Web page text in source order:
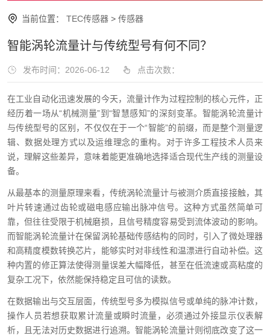
当前位置： TEC传感器 > 传感器
智能涡轮流量计与传统型号有何不同？
发布时间：2026-06-12 点击次数：
在工业自动化迅速发展的今天，流量计作为过程控制的核心元件，正
经历着一场从“机械测量”到“智慧感知”的深刻变革。智能涡轮流量计
与传统型号的区别，不仅仅在于一个“智能”的前缀，而是整个测量逻
辑、数据处理方式以及运维理念的重构。对于许多工程技术人员来
说，理解这些差异，意味着能更准确地选择适合现代生产线的测量设
备。
从最基本的测量原理来看，传统涡轮流量计与被测介质直接接触，其
叶片转速通过齿轮或磁电感应输出脉冲信号。这种方式虽然简单可
靠，但往往受限于机械磨损，且信号精度容易受到流体波动的影响。
而智能涡轮流量计在保留涡轮基础传感结构的同时，引入了微处理器
和高精度模数转换芯片，能够实时对非线性和温漂进行自动补偿。这
种内置的修正算法使得测量误差大幅降低，甚至在低流速或高粘度的
复杂工况下，依然能保持稳定且可信的读数。
在数据输出与交互层面，传统型号多为模拟信号或单纯的脉冲计数，
操作人员若想获取累计流量或瞬时流量，必须通过外接显示仪表解
析，且无法对历史数据进行追溯。智能涡轮流量计则彻底改变了这一